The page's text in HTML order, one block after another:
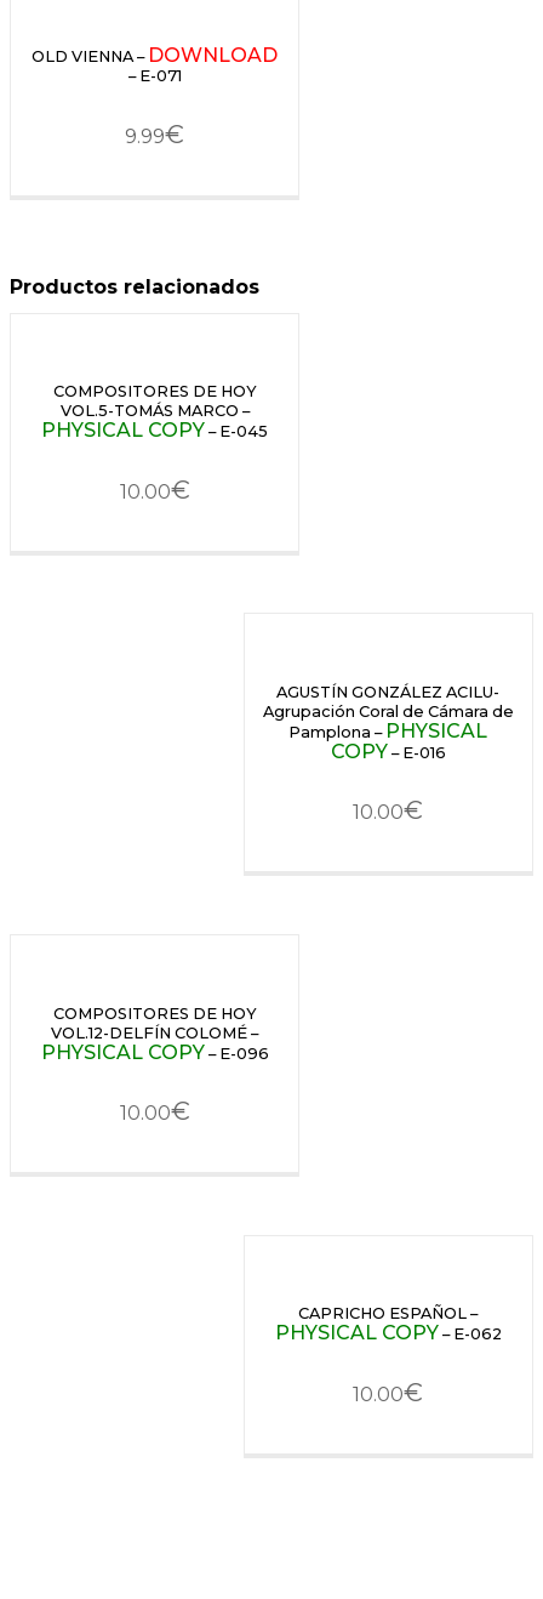
OLD VIENNA – DOWNLOAD
– E-071
9.99€
Productos relacionados
COMPOSITORES DE HOY
VOL.5-TOMÁS MARCO –
PHYSICAL COPY – E-045
10.00€
AGUSTÍN GONZÁLEZ ACILU-
Agrupación Coral de Cámara de
Pamplona – PHYSICAL
COPY – E-016
10.00€
COMPOSITORES DE HOY
VOL.12-DELFÍN COLOMÉ –
PHYSICAL COPY– E-096
10.00€
CAPRICHO ESPAÑOL –
PHYSICAL COPY – E-062
10.00€